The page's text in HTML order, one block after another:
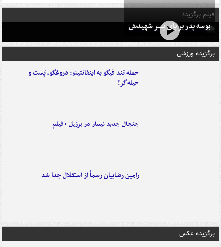
فیلم برگزیده
بوسه‌ پدر بر پای پسر شهیدش
برگزیده ورزشی
حمله تند فیگو به اینفانتینو: دروغگو، پَست‌ و
حیله‌گر!
جنجال جدید نیمار در برزیل +فیلم
رامین رضاییان رسماً از استقلال جدا شد
برگزیده عکس